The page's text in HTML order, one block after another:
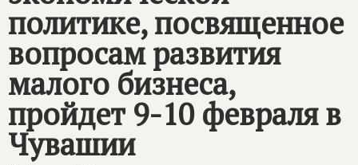
политике, посвященное
вопросам развития
малого бизнеса,
пройдет 9-10 февраля в
Чувашии